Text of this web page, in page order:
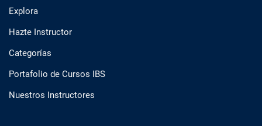
Explora
Hazte Instructor
Categorías
Portafolio de Cursos IBS
Nuestros Instructores